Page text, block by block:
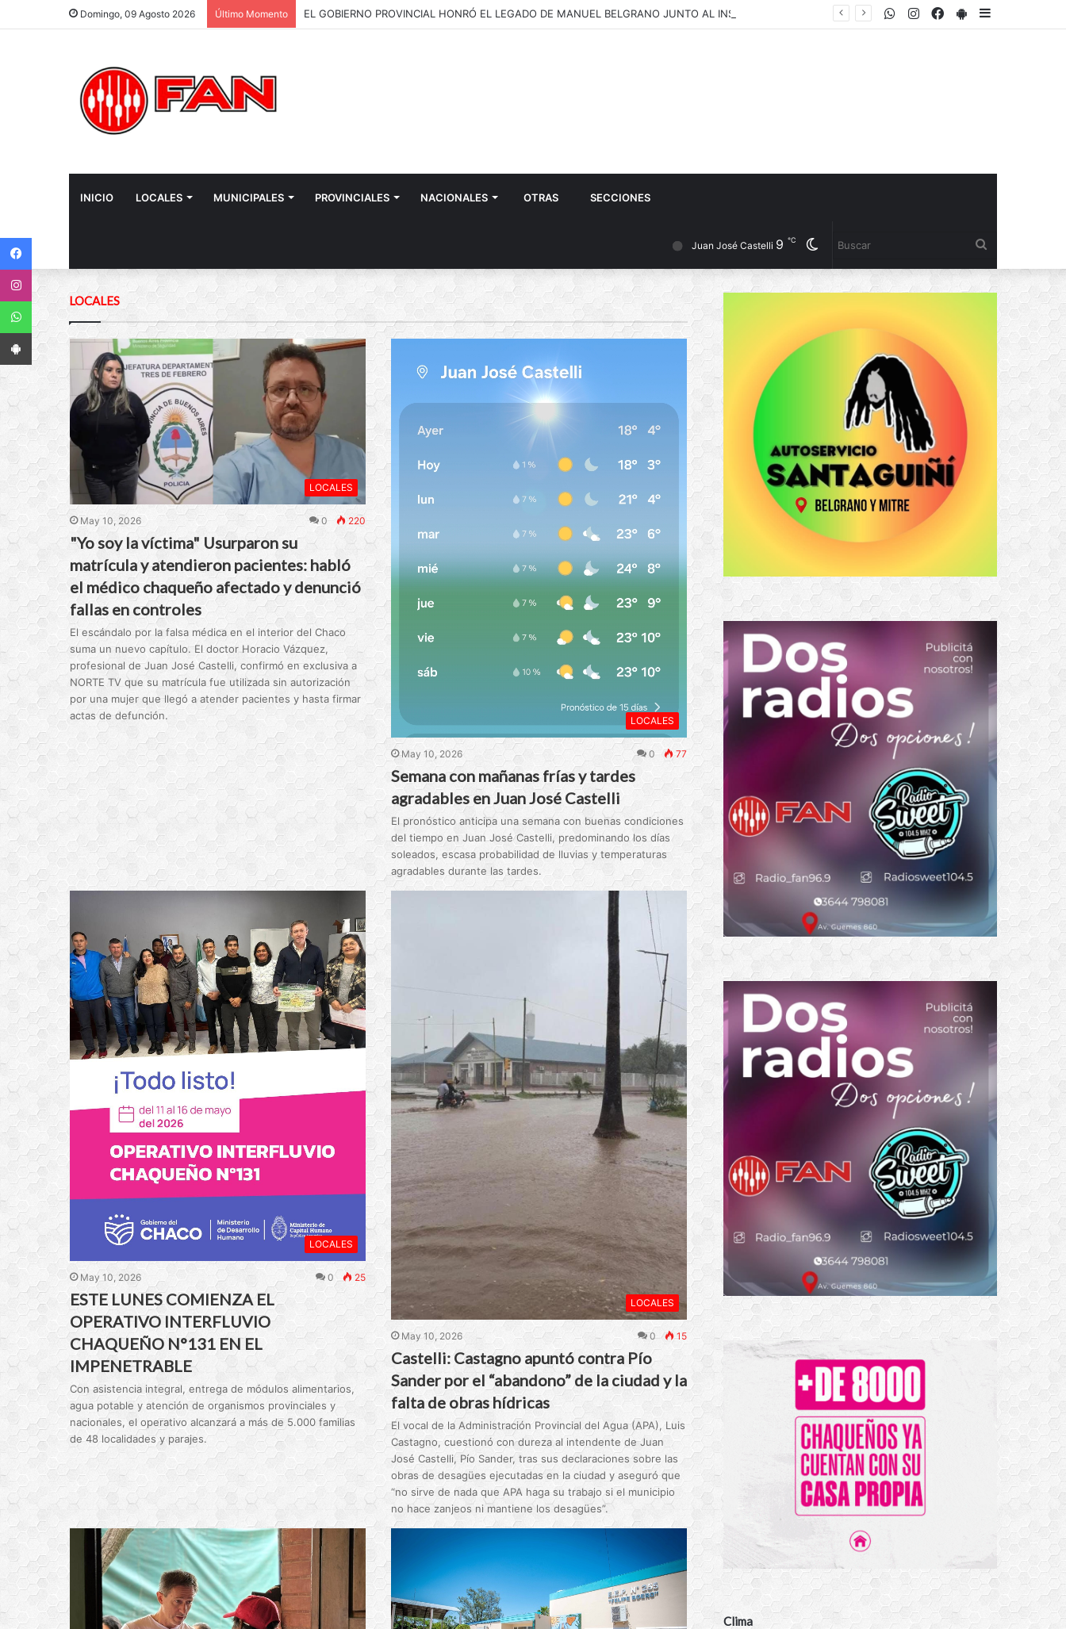
Domingo, 09 Agosto 2026 Último Momento PlayStore
Facebook
Instagram
WhatsApp
INICIO LOCALES MUNICIPALES PROVINCIALES NACIONALES OTRAS SECCIONES
Cambiar
modo
Juan José Castelli 9 ℃
LOCALES
LOCALES
May 10, 2026 0 220
"Yo soy la víctima" Usurparon su
matrícula y atendieron pacientes: habló
el médico chaqueño afectado y denunció
fallas en controles
El escándalo por la falsa médica en el interior del Chaco
suma un nuevo capítulo. El doctor Horacio Vázquez,
profesional de Juan José Castelli, confirmó en exclusiva a
NORTE TV que su matrícula fue utilizada sin autorización
por una mujer que llegó a atender pacientes y hasta firmar
actas de defunción.
LOCALES
May 10, 2026 0 77
Semana con mañanas frías y tardes
agradables en Juan José Castelli
El pronóstico anticipa una semana con buenas condiciones
del tiempo en Juan José Castelli, predominando los días
soleados, escasa probabilidad de lluvias y temperaturas
agradables durante las tardes.
LOCALES
May 10, 2026 0 25
ESTE LUNES COMIENZA EL
OPERATIVO INTERFLUVIO
CHAQUEÑO N°131 EN EL
IMPENETRABLE
Con asistencia integral, entrega de módulos alimentarios,
agua potable y atención de organismos provinciales y
nacionales, el operativo alcanzará a más de 5.000 familias
de 48 localidades y parajes.
LOCALES
May 10, 2026 0 15
Castelli: Castagno apuntó contra Pío
Sander por el “abandono” de la ciudad y la
falta de obras hídricas
El vocal de la Administración Provincial del Agua (APA), Luis
Castagno, cuestionó con dureza al intendente de Juan
José Castelli, Pío Sander, tras sus declaraciones sobre las
obras de desagües ejecutadas en la ciudad y aseguró que
“no sirve de nada que APA haga su trabajo si el municipio
no hace zanjeos ni mantiene los desagües”.
Clima
Instagram
WhatsApp
App Android